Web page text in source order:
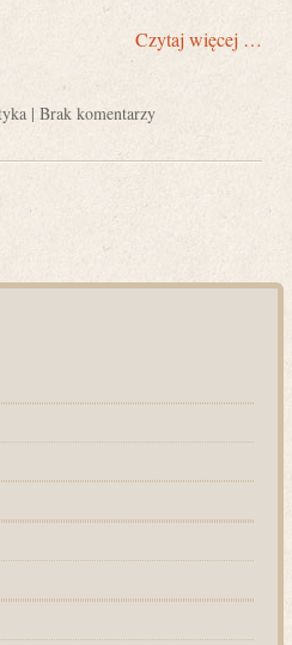
Czytaj więcej …
| Brak komentarzy